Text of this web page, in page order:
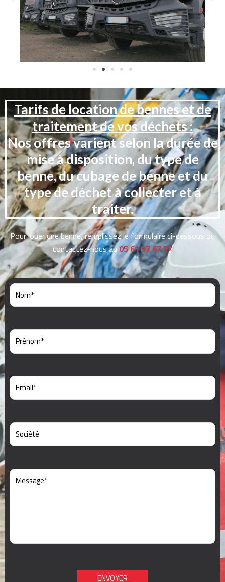
Tarifs de location de bennes et de
traitement de vos déchets :
Nos offres varient selon la durée de
mise à disposition, du type de
benne, du cubage de benne et du
type de déchet à collecter et à
traiter.
Pour louer une benne, remplissez le formulaire ci-dessous ou
contactez-nous au05 61 97 67 37